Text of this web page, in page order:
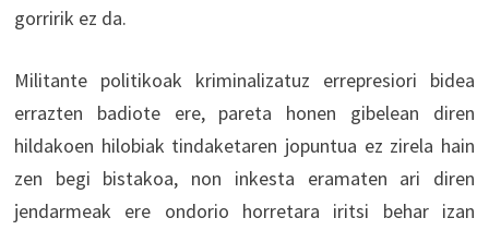
gorririk ez da.
Militante politikoak kriminalizatuz errepresiori bidea
errazten badiote ere, pareta honen gibelean diren
hildakoen hilobiak tindaketaren jopuntua ez zirela hain
zen begi bistakoa, non inkesta eramaten ari diren
jendarmeak ere ondorio horretara iritsi behar izan